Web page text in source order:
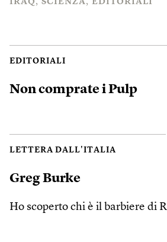
IRAQ SCIENZA EDITORIALI
EDITORIALI
Non comprate i Pulp
LETTERA DALL'ITALIA
Greg Burke
Ho scoperto chi è il barbiere di